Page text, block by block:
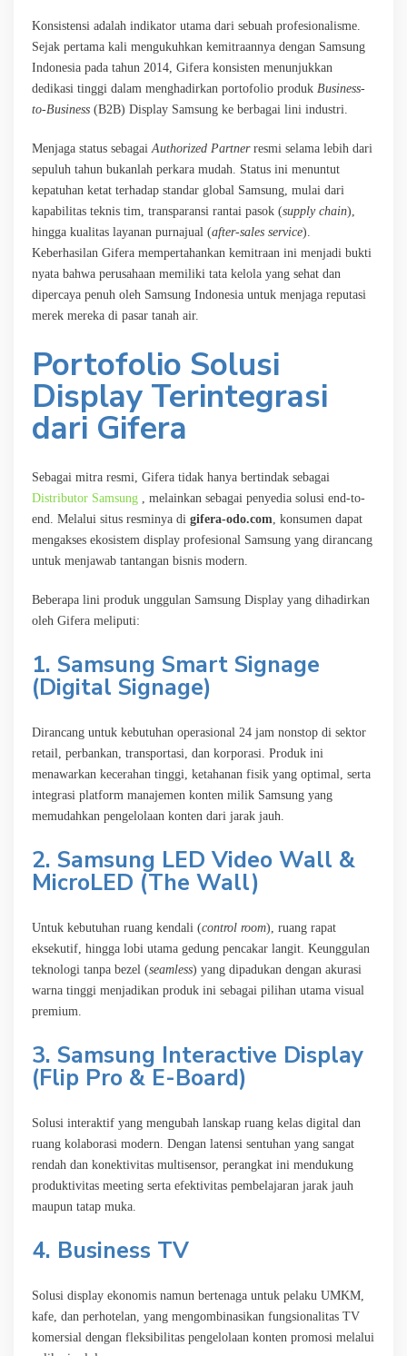
Konsistensi adalah indikator utama dari sebuah profesionalisme.
Sejak pertama kali mengukuhkan kemitraannya dengan Samsung
Indonesia pada tahun 2014, Gifera konsisten menunjukkan
dedikasi tinggi dalam menghadirkan portofolio produk Business-
to-Business (B2B) Display Samsung ke berbagai lini industri.
Menjaga status sebagaiAuthorized Partnerresmi selama lebih dari
sepuluh tahun bukanlah perkara mudah. Status ini menuntut
kepatuhan ketat terhadap standar global Samsung, mulai dari
kapabilitas teknis tim, transparansi rantai pasok (supply chain),
hingga kualitas layanan purnajual (after-sales service).
Keberhasilan Gifera mempertahankan kemitraan ini menjadi bukti
nyata bahwa perusahaan memiliki tata kelola yang sehat dan
dipercaya penuh oleh Samsung Indonesia untuk menjaga reputasi
merek mereka di pasar tanah air.
Portofolio Solusi
Display Terintegrasi
dari Gifera
Sebagai mitra resmi, Gifera tidak hanya bertindak sebagai
Distributor Samsung , melainkan sebagai penyedia solusi end-to-
end. Melalui situs resminya di gifera-odo.com, konsumen dapat
mengakses ekosistem display profesional Samsung yang dirancang
untuk menjawab tantangan bisnis modern.
Beberapa lini produk unggulan Samsung Display yang dihadirkan
oleh Gifera meliputi:
1. Samsung Smart Signage
(Digital Signage)
Dirancang untuk kebutuhan operasional 24 jam nonstop di sektor
retail, perbankan, transportasi, dan korporasi. Produk ini
menawarkan kecerahan tinggi, ketahanan fisik yang optimal, serta
integrasi platform manajemen konten milik Samsung yang
memudahkan pengelolaan konten dari jarak jauh.
2. Samsung LED Video Wall &
MicroLED (The Wall)
Untuk kebutuhan ruang kendali (control room), ruang rapat
eksekutif, hingga lobi utama gedung pencakar langit. Keunggulan
teknologi tanpa bezel (seamless) yang dipadukan dengan akurasi
warna tinggi menjadikan produk ini sebagai pilihan utama visual
premium.
3. Samsung Interactive Display
(Flip Pro & E-Board)
Solusi interaktif yang mengubah lanskap ruang kelas digital dan
ruang kolaborasi modern. Dengan latensi sentuhan yang sangat
rendah dan konektivitas multisensor, perangkat ini mendukung
produktivitas meeting serta efektivitas pembelajaran jarak jauh
maupun tatap muka.
4. Business TV
Solusi display ekonomis namun bertenaga untuk pelaku UMKM,
kafe, dan perhotelan, yang mengombinasikan fungsionalitas TV
komersial dengan fleksibilitas pengelolaan konten promosi melalui